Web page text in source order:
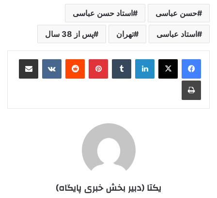
حسن عباسی استاد حسن عباسی
استاد عباسی تهران پس از 38 سال
لینکدین ‫تامبلر ‫پین‌ترست‫رددیت ‫VKontakteاشتراک گذاری از طریق ایمیل
چاپ
یکتا (دبیر بخش خبری پایگاه)